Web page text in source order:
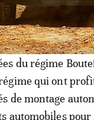
où le
du régime
qui ont
de montage
automobiles